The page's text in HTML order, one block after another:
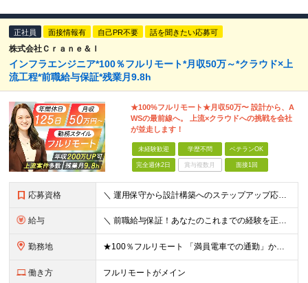
正社員 面接情報有 自己PR不要 話を聞きたい応募可
株式会社Ｃｒａｎｅ＆Ｉ
インフラエンジニア*100％フルリモート*月収50万～*クラウド×上
流工程*前職給与保証*残業月9.8h
★100%フルリモート★月収50万〜 設計から、A
WSの最前線へ。 上流×クラウドへの挑戦を会社
が並走します！
未経験歓迎 学歴不問 ベテランOK
完全週休2日 賞与複数月 面接1回
応募資格 ＼ 運用保守から設計構築へのステップアップ応援！ ／ ★学歴・分野不問（運用保守経験のみでも歓迎） ★「設計・構築に挑戦したい」「市場価値を高めたい」という意欲を重視！ ┗豊富な案件（SIer直下など
給与 ＼ 前職給与保証！あなたのこれまでの経験を正当評価 ／ ★月収50万円～スタート！【年俸600万～1,162万8,000円（12分割）】 ――「頑張りが給与に直結しない…」そんな不満とは無縁の環境で
勤務地 ★100％フルリモート 「満員電車での通勤」から卒業できます！ ★転勤なし 【本社】 東京都新宿区神楽坂1-2 研究社英語センタービル3階 本社またはプロジェクト先にて勤務いただきます！ ※プロジ
働き方 フルリモートがメイン